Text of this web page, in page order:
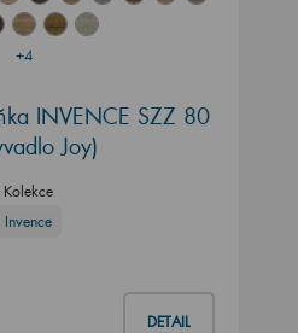
+4
INVENCE SZZ 80
Joy)
Kolekce
Invence
DETAIL